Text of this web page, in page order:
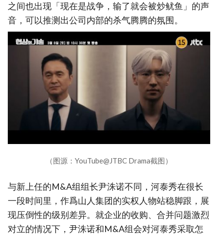
之间也出现「现在是战争，输了就会被炒鱿鱼」的声
音，可以推测出公司内部的杀气腾腾的氛围。
（图源：YouTube@JTBC Drama截图）
与新上任的M&A组组长尹洙诺不同，河泰秀在很长
一段时间里，作爲山人集团的实权人物站稳脚跟，展
现压倒性的级别差异。就企业的收购、合并问题激烈
对立的情况下，尹洙诺和M&A组会对河泰秀采取怎